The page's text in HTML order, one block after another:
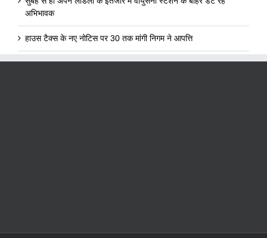
अभिभावक
हाउस टैक्स के नए नोटिस पर 30 तक मांगी निगम ने आपत्ति